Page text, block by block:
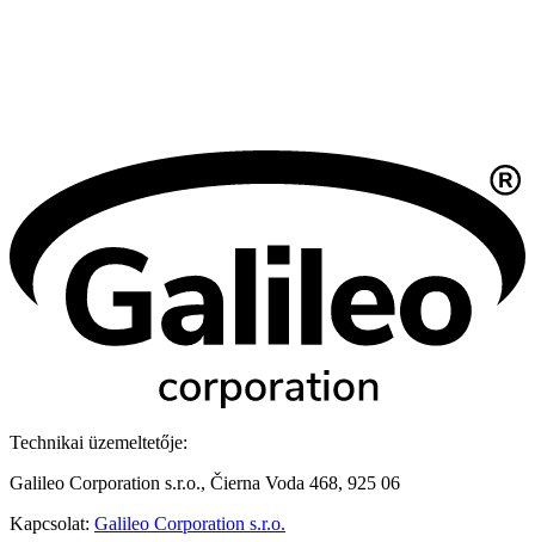
Technikai üzemeltetője:
Galileo Corporation s.r.o., Čierna Voda 468, 925 06
Kapcsolat: Galileo Corporation s.r.o.